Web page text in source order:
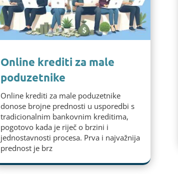
Online krediti za male
poduzetnike
Online krediti za male poduzetnike
donose brojne prednosti u usporedbi s
tradicionalnim bankovnim kreditima,
pogotovo kada je riječ o brzini i
jednostavnosti procesa. Prva i najvažnija
prednost je brz